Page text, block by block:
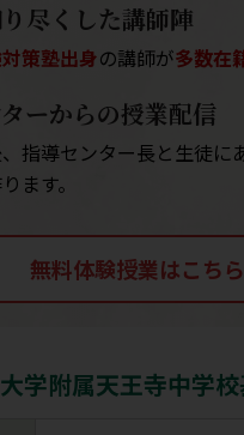
尽くした講師陣
策塾出身の講師が多数在
ーからの授業配信
指導センター長と生徒に
ます。
無料体験授業はこちら
学附属天王寺中学